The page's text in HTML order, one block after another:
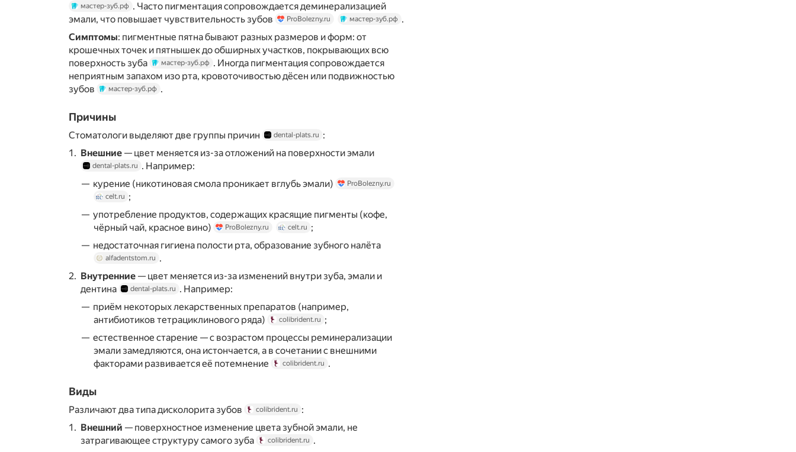
мастер-зуб.рф . Часто пигментация сопровождается деминерализацией
эмали, что повышает чувствительность зубов
ProBolezny.ru мастер-зуб.рф .
Симптомы: пигментные пятна бывают разных размеров и форм: от
крошечных точек и пятнышек до обширных участков, покрывающих всю
поверхность зуба
мастер-зуб.рф . Иногда пигментация сопровождается
неприятным запахом изо рта, кровоточивостью дёсен или подвижностью
зубов
мастер-зуб.рф .
Причины
Стоматологи выделяют две группы причин dental-plats.ru :
Внешние — цвет меняется из-за отложений на поверхности эмали
dental-plats.ru . Например:
курение (никотиновая смола проникает вглубь эмали)
ProBolezny.ru
celt.ru ;
употребление продуктов, содержащих красящие пигменты (кофе,
чёрный чай, красное вино)
ProBolezny.ru celt.ru ;
недостаточная гигиена полости рта, образование зубного налёта
alfadentstom.ru .
Внутренние — цвет меняется из-за изменений внутри зуба, эмали и
дентина
dental-plats.ru . Например:
приём некоторых лекарственных препаратов (например,
антибиотиков тетрациклинового ряда)
colibrident.ru ;
естественное старение — с возрастом процессы реминерализации
эмали замедляются, она истончается, а в сочетании с внешними
факторами развивается её потемнение
colibrident.ru .
Виды
Различают два типа дисколорита зубов colibrident.ru :
Внешний — поверхностное изменение цвета зубной эмали, не
затрагивающее структуру самого зуба
colibrident.ru .